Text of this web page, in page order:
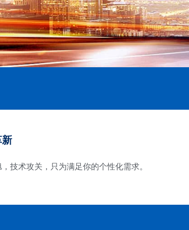
技术攻关，只为满足你的个性化需求。